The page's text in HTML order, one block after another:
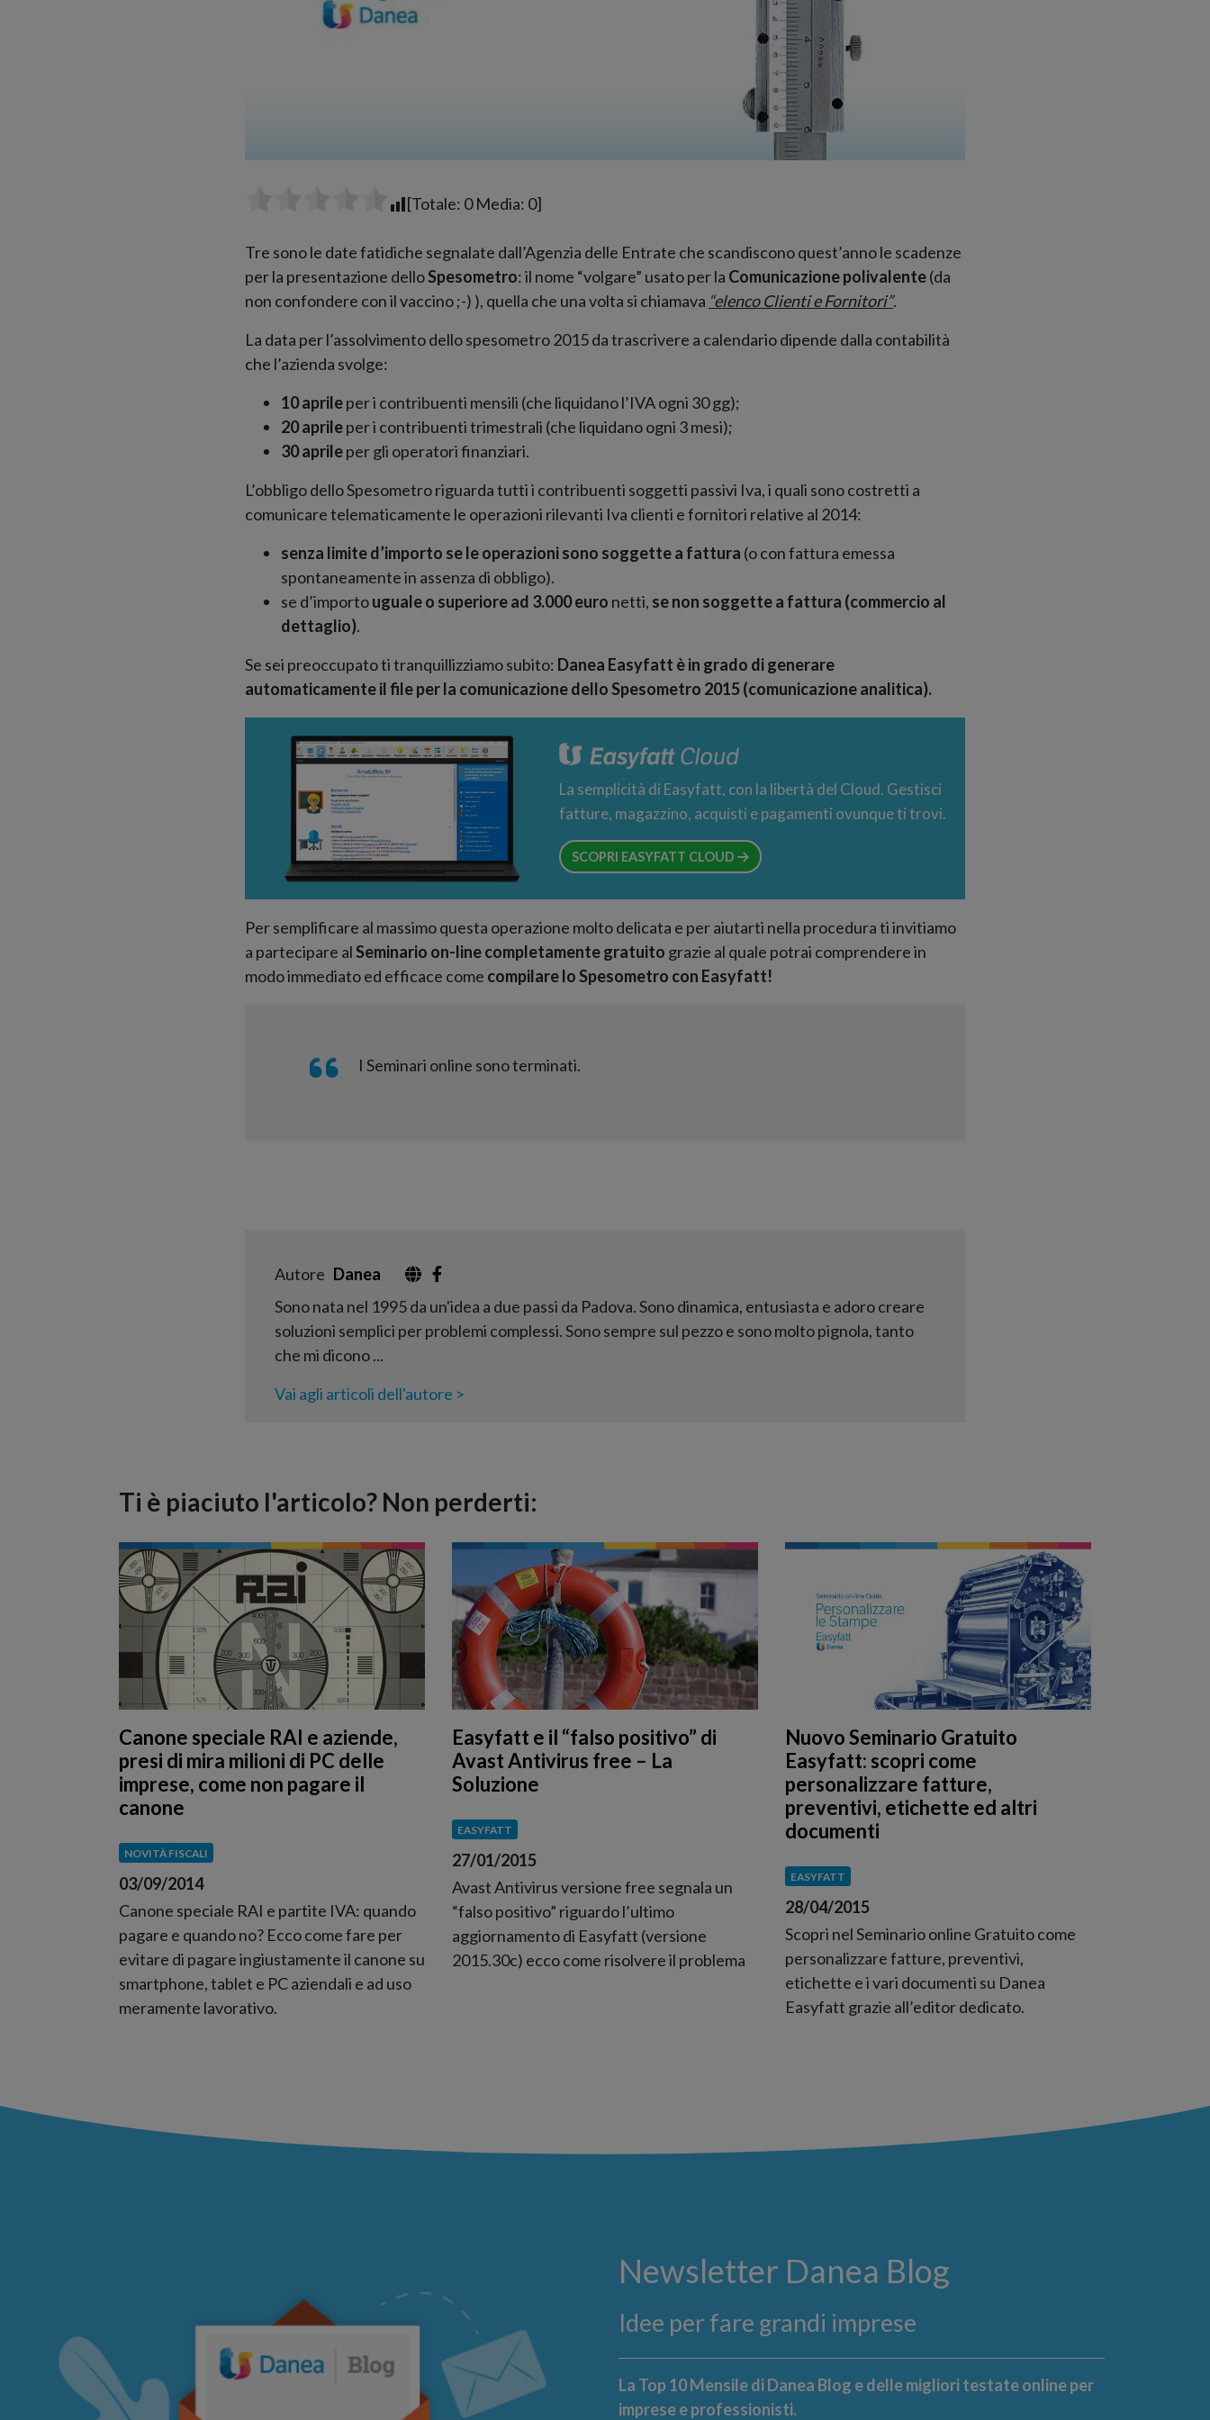
[Totale: 0Media: 0]
Tre sono le date fatidiche segnalate dall’Agenzia delle Entrate che scandiscono quest’anno le scadenze
per la presentazione delloSpesometro: il nome “volgare” usato per la Comunicazione polivalente(da
non confondere con il vaccino ;-) ), quella che una volta si chiamava “elenco Clienti e Fornitori”.
La data per l’assolvimento dello spesometro 2015 da trascrivere a calendario dipende dalla contabilità
che l’azienda svolge:
10 aprileper i contribuenti mensili (che liquidano l’IVA ogni 30 gg);
20 aprileper i contribuenti trimestrali (che liquidano ogni 3 mesi);
30 aprileper gli operatori finanziari.
L’obbligo dello Spesometro riguarda tutti i contribuenti soggetti passivi Iva, i quali sono costretti a
comunicare telematicamente le operazioni rilevanti Iva clienti e fornitori relative al 2014:
senza limite d’importo se le operazioni sono soggette a fattura (o con fattura emessa
spontaneamente in assenza di obbligo).
se d’importouguale o superiore ad 3.000 euro netti, se non soggette a fattura (commercio al
dettaglio).
Se sei preoccupato ti tranquillizziamo subito: Danea Easyfatt è in grado di generare
automaticamente il file per la comunicazione dello Spesometro 2015 (comunicazione analitica).
La semplicità di Easyfatt, con la libertà del Cloud. Gestisci
fatture, magazzino, acquisti e pagamenti ovunque ti trovi.
SCOPRI EASYFATT CLOUD
Per semplificare al massimo questa operazione molto delicata e per aiutarti nella procedura ti invitiamo
a partecipare alSeminario on-line completamente gratuito grazie al quale potrai comprendere in
modo immediato ed efficace come compilare lo Spesometro con Easyfatt!
I Seminari online sono terminati.
Autore Danea
Sono nata nel 1995 da un'idea a due passi da Padova. Sono dinamica, entusiasta e adoro creare
soluzioni semplici per problemi complessi. Sono sempre sul pezzo e sono molto pignola, tanto
che mi dicono ...
Vai agli articoli dell'autore >
Ti è piaciuto l'articolo? Non perderti:
Canone speciale RAI e aziende,
presi di mira milioni di PC delle
imprese, come non pagare il
canone
NOVITÀ FISCALI
03/09/2014
Canone speciale RAI e partite IVA: quando
pagare e quando no? Ecco come fare per
evitare di pagare ingiustamente il canone su
smartphone, tablet e PC aziendali e ad uso
meramente lavorativo.
Easyfatt e il “falso positivo” di
Avast Antivirus free – La
Soluzione
EASYFATT
27/01/2015
Avast Antivirus versione free segnala un
“falso positivo” riguardo l’ultimo
aggiornamento di Easyfatt (versione
2015.30c) ecco come risolvere il problema
Nuovo Seminario Gratuito
Easyfatt: scopri come
personalizzare fatture,
preventivi, etichette ed altri
documenti
EASYFATT
28/04/2015
Scopri nel Seminario online Gratuito come
personalizzare fatture, preventivi,
etichette e i vari documenti su Danea
Easyfatt grazie all’editor dedicato.
Newsletter Danea Blog
Idee per fare grandi imprese
La Top 10 Mensile di Danea Blog e delle migliori testate online per
imprese e professionisti.